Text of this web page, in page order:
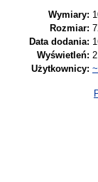
Wymiary:
Rozmiar:
Data dodania:
Wyświetleń:
Użytkownicy: